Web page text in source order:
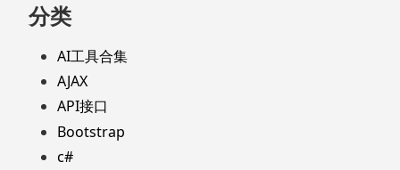
分类
AI工具合集
AJAX
API接口
Bootstrap
c#